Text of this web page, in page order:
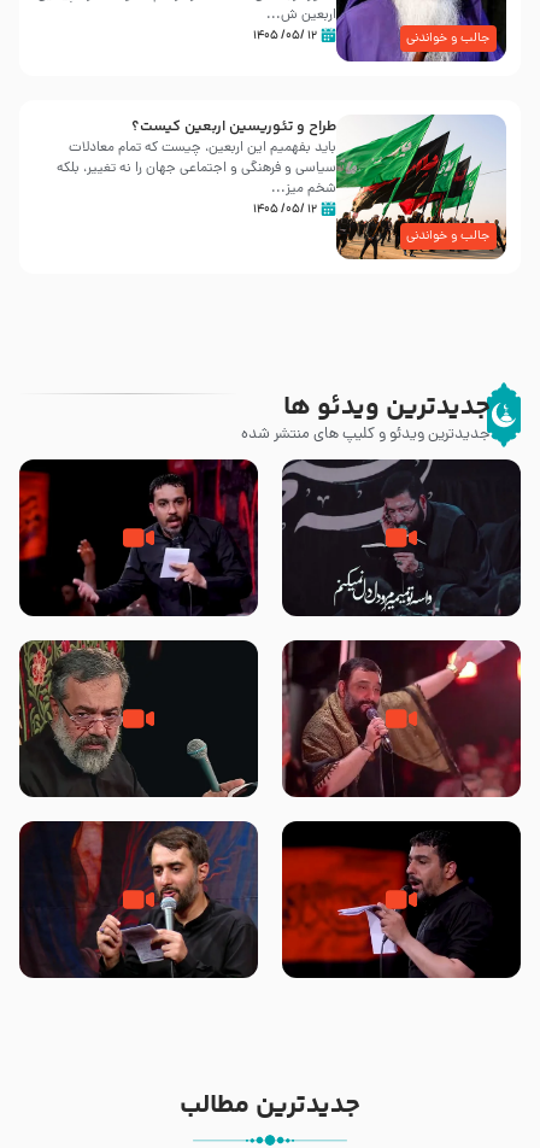
جالب و خواندنی
اربعین ش...
۱۲ /۰۵/ ۱۴۰۵
جالب و خواندنی
طراح و تئوریسین اربعین کیست؟
باید بفهمیم این اربعین، چیست که تمام معادلات
سیاسی و فرهنگی و اجتماعی جهان را نه تغییر، بلکه
شخم میز...
۱۲ /۰۵/ ۱۴۰۵
جدیدترین ویدئو ها
جدیدترین ویدئو و کلیپ های منتشر شده
مصداق کربلا – حاج حسین سیب
سرخی
شور ، حسینا! به‌ حق زهرا «أُنْظُرْ
إِلَینا» – عزاداری شب هفتم ماه
جانا جانا ابی عبدالله – کربلایی جواد
مقدم – شب هشتم محرم 1448 –
مادر منم مثل تو خمیدم – حاج
محمود کریمی – شهادت حضرت
هیئت رایة العباس علیه السلام
تک ، عبّاس، صاحب دل‌هاست –
حاج حنیف طاهری – عزاداری شب
من غلام نوکراتم من عاشق کربلاتم
– شور زمینه – شب هفتم – محرم
جدیدترین مطالب